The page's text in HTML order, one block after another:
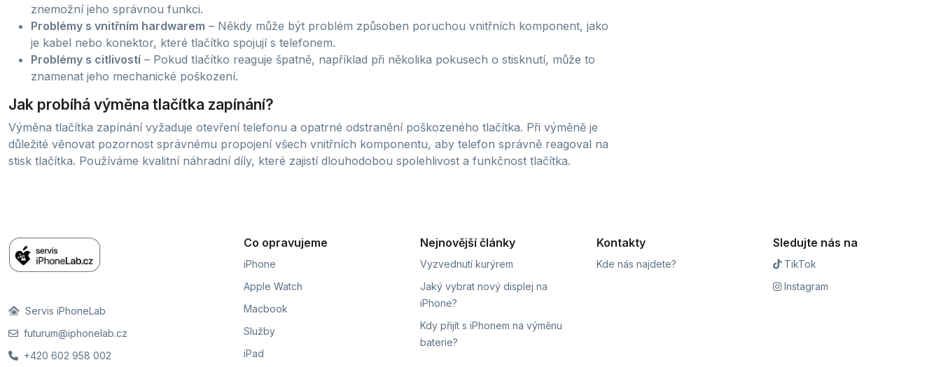
znemožní jeho správnou funkci.
Problémy s vnitřním hardwarem – Někdy může být problém způsoben poruchou vnitřních komponent, jako
je kabel nebo konektor, které tlačítko spojují s telefonem.
Problémy s citlivostí – Pokud tlačítko reaguje špatně, například při několika pokusech o stisknutí, může to
znamenat jeho mechanické poškození.
Jak probíhá výměna tlačítka zapínání?
Výměna tlačítka zapínání vyžaduje otevření telefonu a opatrné odstranění poškozeného tlačítka. Při výměně je
důležité věnovat pozornost správnému propojení všech vnitřních komponentu, aby telefon správně reagoval na
stisk tlačítka. Používáme kvalitní náhradní díly, které zajistí dlouhodobou spolehlivost a funkčnost tlačítka.
Servis iPhoneLab
futurum@iphonelab.cz
+420 602 958 002
Co opravujeme
iPhone
Apple Watch
Macbook
Služby
iPad
Nejnovější články
Vyzvednutí kurýrem
Jaký vybrat nový displej na
iPhone?
Kdy přijít s iPhonem na výměnu
baterie?
Kontakty
Kde nás najdete?
Sledujte nás na
TikTok
Instagram